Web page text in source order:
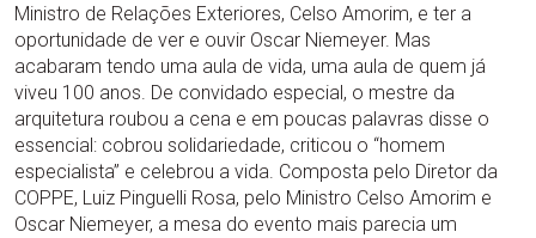
Ministro de Relações Exteriores, Celso Amorim, e ter a
oportunidade de ver e ouvir Oscar Niemeyer. Mas
acabaram tendo uma aula de vida, uma aula de quem já
viveu 100 anos. De convidado especial, o mestre da
arquitetura roubou a cena e em poucas palavras disse o
essencial: cobrou solidariedade, criticou o “homem
especialista” e celebrou a vida. Composta pelo Diretor da
COPPE, Luiz Pinguelli Rosa, pelo Ministro Celso Amorim e
Oscar Niemeyer, a mesa do evento mais parecia um